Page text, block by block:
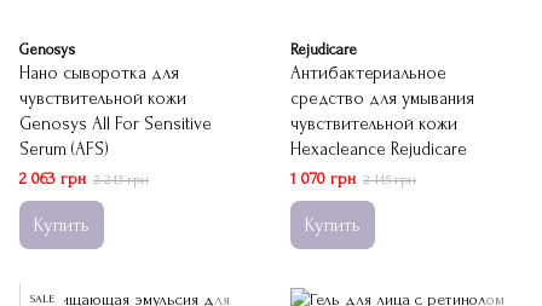
Genosys
Нано сыворотка для
чувствительной кожи
Genosys All For Sensitive
Serum (AFS)
2 063 грн 2 243 грн
Купить
Rejudicare
Антибактериальное
средство для умывания
чувствительной кожи
Hexacleance Rejudicare
1 070 грн 2 145 грн
Купить
SALE